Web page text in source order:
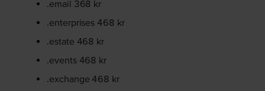
.email 368 kr
.enterprises 468 kr
.estate 468 kr
.events 468 kr
.exchange 468 kr